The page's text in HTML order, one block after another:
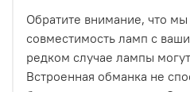
Обратите внимание, что
совместимость ламп с
редком случае лампы
Встроенная обманка не